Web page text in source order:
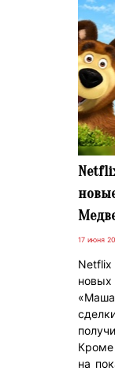
17 июня
на